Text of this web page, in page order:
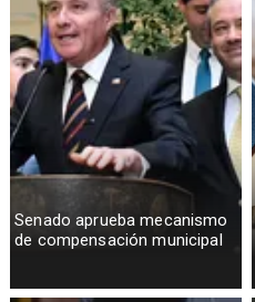
Senado aprueba mecanismo
de compensación municipal